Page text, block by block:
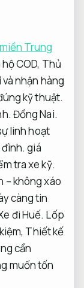
Trung
COD, Thủ
nhận hàng
kỹ thuật.
Đồng Nai.
linh hoạt
giá
tra xe kỹ.
– không xáo
càng tin
đi Huế. Lốp
Thiết kế
cần
muốn tốn